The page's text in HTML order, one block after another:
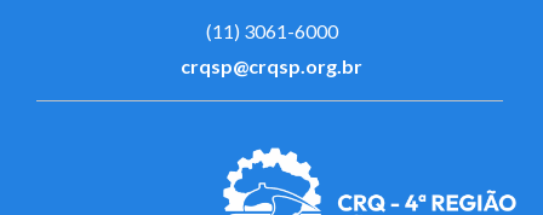
(11) 3061-6000
crqsp@crqsp.org.br